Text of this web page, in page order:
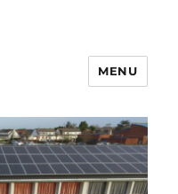
MENU